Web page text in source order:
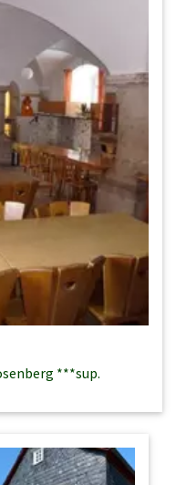
***sup.